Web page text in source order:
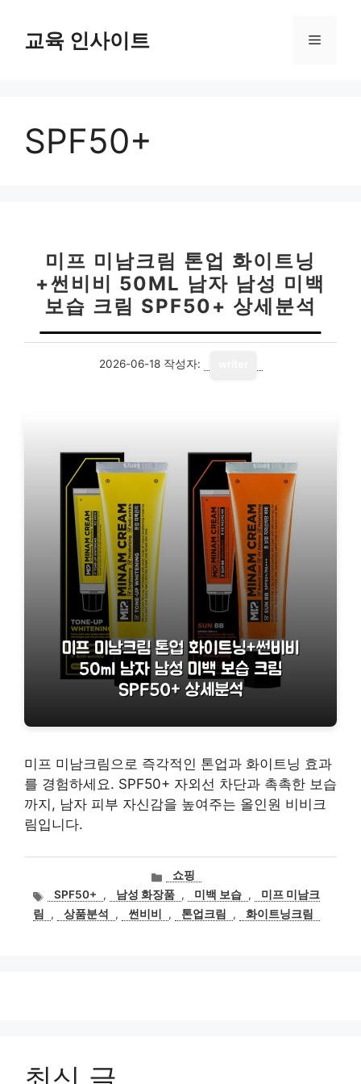
교육 인사이트 메
SPF50+
미프 미남크림 톤업 화이트닝
+썬비비 50ML 남자 남성 미백
보습 크림 SPF50+ 상세분석
2026-06-18 작성자:
미프 미남크림으로 즉각적인 톤업과 화이트닝 효과
를 경험하세요. SPF50+ 자외선 차단과 촉촉한 보습
까지, 남자 피부 자신감을 높여주는 올인원 비비크
림입니다.
카
테
고
리
쇼핑
태SPF50+ , 남성 화장품 , 미백 보습 ,
미프 미남크
림
, 상품분석 , 썬비비 , 톤업크림 , 화이트닝크림